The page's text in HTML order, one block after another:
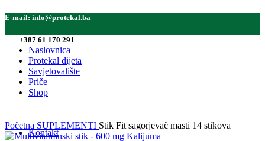
E-mail: info@protekal.ba
+387 61 170 291
Naslovnica
Protekal dijeta
Savjetovalište
Priče
Shop
Kontakt
Početna SUPLEMENTI Stik Fit sagorjevač masti 14 stikova